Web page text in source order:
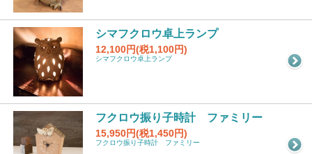
シマフクロウ卓上ランプ
12,100円(税1,100円)
シマフクロウ卓上ランプ
フクロウ振り子時計 ファミリー
15,950円(税1,450円)
フクロウ振り子時計 ファミリー